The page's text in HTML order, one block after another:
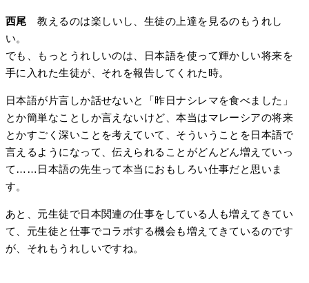
西尾 教えるのは楽しいし、生徒の上達を見るのもうれし
い。
でも、もっとうれしいのは、日本語を使って輝かしい将来を
手に入れた生徒が、それを報告してくれた時。
日本語が片言しか話せないと「昨日ナシレマを食べました」
とか簡単なことしか言えないけど、本当はマレーシアの将来
とかすごく深いことを考えていて、そういうことを日本語で
言えるようになって、伝えられることがどんどん増えていっ
て……日本語の先生って本当におもしろい仕事だと思いま
す。
あと、元生徒で日本関連の仕事をしている人も増えてきてい
て、元生徒と仕事でコラボする機会も増えてきているのです
が、それもうれしいですね。